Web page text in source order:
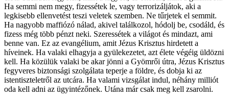
Ha semmi nem megy, fizessétek le, vagy terrorizáljátok, aki a
legkisebb ellenvetést teszi veletek szemben. Ne tűrjetek el semmit.
Ha nagyobb maffiózó nálad, akivel találkozol, hódolj be, csodáld, és
fizess még több pénzt neki. Szeressétek a világot és mindazt, ami
benne van. Ez az evangélium, amit Jézus Krisztus hirdetett a
híveinek. Ha valaki elhagyja a gyülekezetet, azt élete végéig üldözni
kell. Ha közülük valaki be akar jönni a Gyömrői útra, Jézus Krisztus
fegyveres biztonsági szolgálata teperje a földre, és dobja ki az
istentiszteletről az utcára. Ha valami vizsgálat indul, néhány milliót
oda kell adni az ügyintézőnek. Utána már csak meg kell zsarolni.